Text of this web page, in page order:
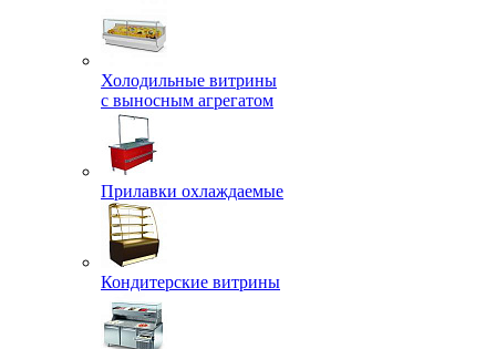
Холодильные витрины
с выносным агрегатом
Прилавки охлаждаемые
Кондитерские витрины